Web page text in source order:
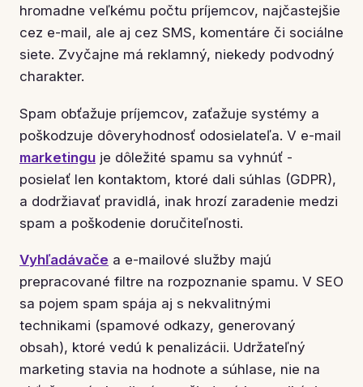
hromadne veľkému počtu príjemcov, najčastejšie
cez e-mail, ale aj cez SMS, komentáre či sociálne
siete. Zvyčajne má reklamný, niekedy podvodný
charakter.
Spam obťažuje príjemcov, zaťažuje systémy a
poškodzuje dôveryhodnosť odosielateľa. V e-mail
marketingu je dôležité spamu sa vyhnúť -
posielať len kontaktom, ktoré dali súhlas (GDPR),
a dodržiavať pravidlá, inak hrozí zaradenie medzi
spam a poškodenie doručiteľnosti.
Vyhľadávače a e-mailové služby majú
prepracované filtre na rozpoznanie spamu. V SEO
sa pojem spam spája aj s nekvalitnými
technikami (spamové odkazy, generovaný
obsah), ktoré vedú k penalizácii. Udržateľný
marketing stavia na hodnote a súhlase, nie na